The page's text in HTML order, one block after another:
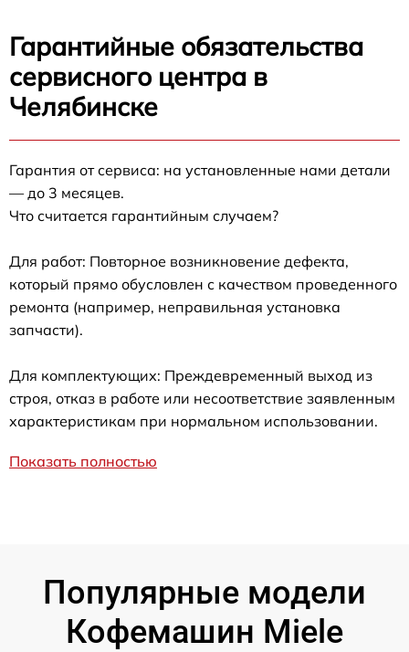
Гарантийные обязательства
сервисного центра в
Челябинске
Гарантия от сервиса: на установленные нами детали
— до 3 месяцев.
Что считается гарантийным случаем?
Для работ: Повторное возникновение дефекта,
который прямо обусловлен с качеством проведенного
ремонта (например, неправильная установка
запчасти).
Для комплектующих: Преждевременный выход из
строя, отказ в работе или несоответствие заявленным
характеристикам при нормальном использовании.
Показать полностью
Популярные модели
Кофемашин Miele